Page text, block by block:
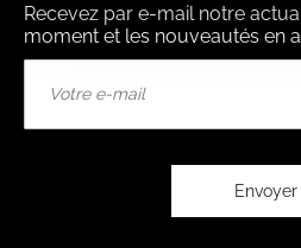
Recevez par e-mail notre
moment et les nouveautés en
Envoyer